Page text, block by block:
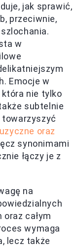
jak sprawić,
przeciwnie,
w
Emocje w
nie tylko
subtelnie
towarzyszyć
oraz
synonimami
łączy je z
na
całym
wymaga
lecz także